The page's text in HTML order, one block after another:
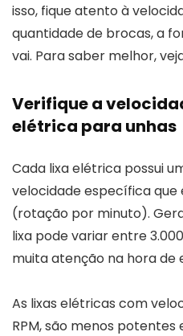
isso, fique atento à
quantidade de brocas, a
vai. Para saber melhor,
Verifique a
elétrica para unhas
Cada lixa elétrica possui
velocidade específica que
(rotação por minuto).
lixa pode variar entre
muita atenção na hora de
As lixas elétricas com
RPM, são menos